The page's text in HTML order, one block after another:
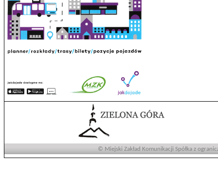
© Miejski Zakład Komunikacji Spółka z